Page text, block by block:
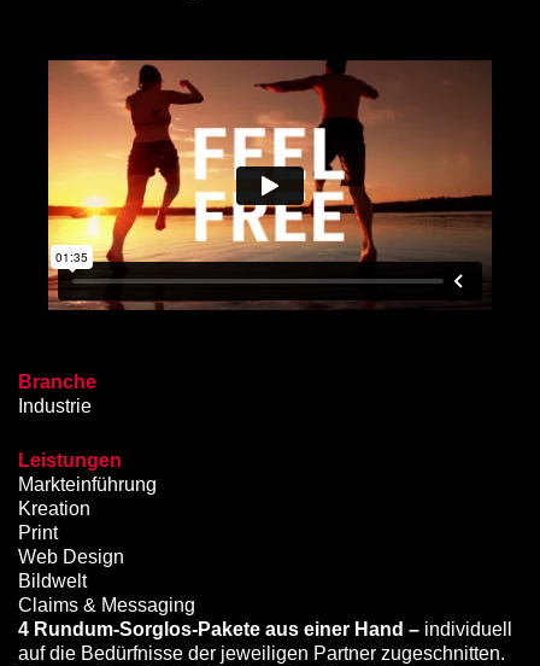
Branche
Industrie
Leistungen
Markteinführung
Kreation
Print
Web Design
Bildwelt
Claims & Messaging
4 Rundum-Sorglos-Pakete aus einer Hand – individuell
auf die Bedürfnisse der jeweiligen Partner zugeschnitten.